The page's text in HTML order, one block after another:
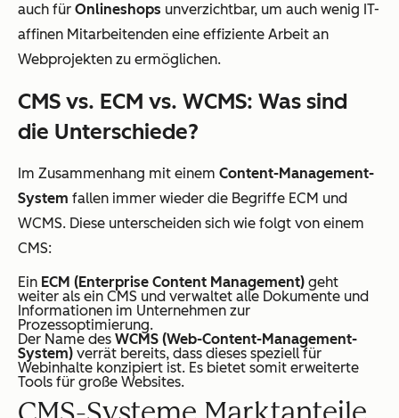
auch für Onlineshops unverzichtbar, um auch wenig IT-
affinen Mitarbeitenden eine effiziente Arbeit an
Webprojekten zu ermöglichen.
CMS vs. ECM vs. WCMS: Was sind
die Unterschiede?
Im Zusammenhang mit einem Content-Management-
System fallen immer wieder die Begriffe ECM und
WCMS. Diese unterscheiden sich wie folgt von einem
CMS:
Ein ECM (Enterprise Content Management) geht
weiter als ein CMS und verwaltet alle Dokumente und
Informationen im Unternehmen zur
Prozessoptimierung.
Der Name des WCMS (Web-Content-Management-
System) verrät bereits, dass dieses speziell für
Webinhalte konzipiert ist. Es bietet somit erweiterte
Tools für große Websites.